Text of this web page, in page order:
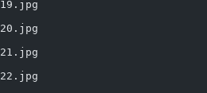
19.jpg
20.jpg
21.jpg
22.jpg